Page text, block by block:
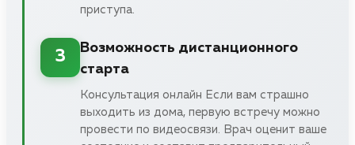
приступа.
3
Возможность дистанционного
старта
Консультация онлайн Если вам страшно
выходить из дома, первую встречу можно
провести по видеосвязи. Врач оценит ваше